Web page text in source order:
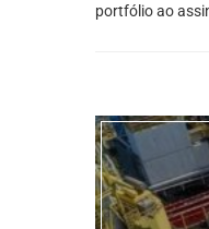
portfólio ao